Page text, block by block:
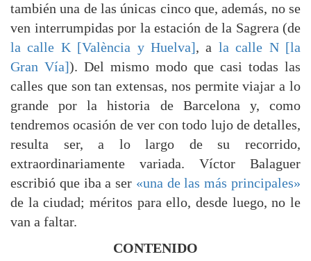
también una de las únicas cinco que, además, no se
ven interrumpidas por la estación de la Sagrera (de
la calle K [València y Huelva], a la calle N [la
Gran Vía]). Del mismo modo que casi todas las
calles que son tan extensas, nos permite viajar a lo
grande por la historia de Barcelona y, como
tendremos ocasión de ver con todo lujo de detalles,
resulta ser, a lo largo de su recorrido,
extraordinariamente variada. Víctor Balaguer
escribió que iba a ser «una de las más principales»
de la ciudad; méritos para ello, desde luego, no le
van a faltar.
CONTENIDO